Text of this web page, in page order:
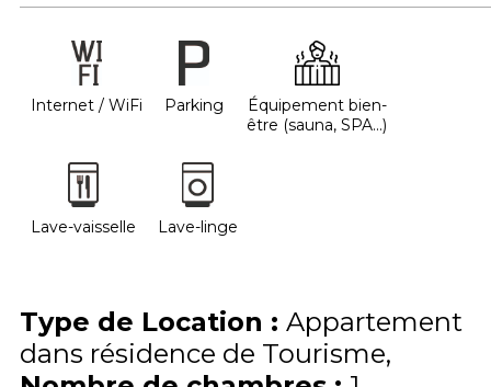
Internet / WiFi Parking
Équipement bien-
être (sauna, SPA...)
Lave-vaisselle Lave-linge
Type de Location : Appartement
dans résidence de Tourisme